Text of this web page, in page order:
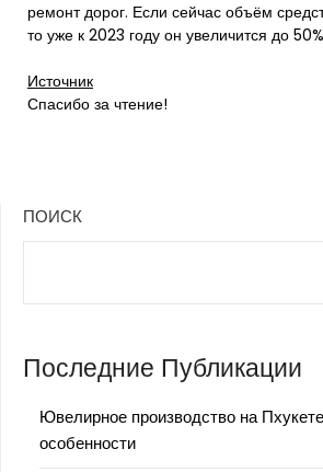
ремонт дорог. Если сейчас объём
то уже к 2023 году он увеличится до
Источник
Спасибо за чтение!
ПОИСК
Последние Публикации
Ювелирное производство на
особенности